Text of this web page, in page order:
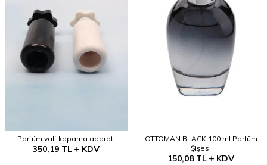
Parfüm valf kapama aparatı
350,19TL KDV
OTTOMAN BLACK 100 ml Parfüm
Şişesi
150,08TL KDV